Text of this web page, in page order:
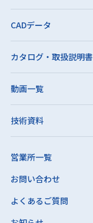
CADデータ
カタログ・取扱説明書
動画一覧
技術資料
営業所一覧
お問い合わせ
よくあるご質問